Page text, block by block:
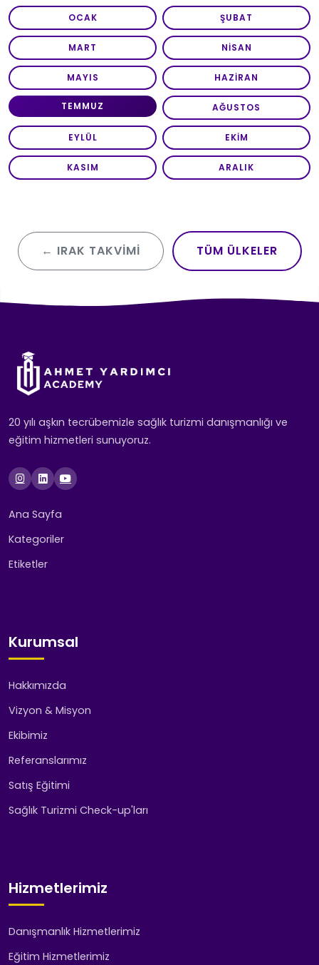
OCAK ŞUBAT
MART NISAN
MAYIS HAZIRAN
TEMMUZ AĞUSTOS
EYLÜL EKIM
KASIM ARALIK
← IRAK TAKVIMI TÜM ÜLKELER
20 yılı aşkın tecrübemizle sağlık turizmi danışmanlığı ve
eğitim hizmetleri sunuyoruz.
Ana Sayfa
Kategoriler
Etiketler
Kurumsal
Hakkımızda
Vizyon & Misyon
Ekibimiz
Referanslarımız
Satış Eğitimi
Sağlık Turizmi Check-up'ları
Hizmetlerimiz
Danışmanlık Hizmetlerimiz
Eğitim Hizmetlerimiz